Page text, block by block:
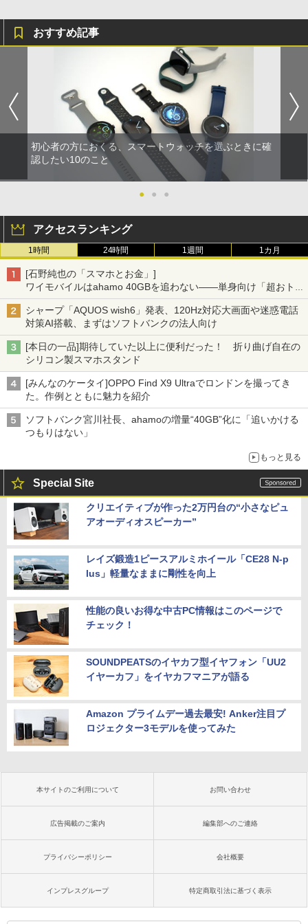
おすすめ記事
初心者の方におくる、スマートウォッチを選ぶときに確
認したい10のこと
● ● ●
アクセスランキング
1時間 24時間 1週間 1カ月
[石野純也の「スマホとお金」]
ワイモバイルはahamo 40GBを追わない――単身向け「超おトク
割」の安さと1年限定の注意点
シャープ「AQUOS wish6」発表、120Hz対応大画面や迷惑電話
対策AI搭載、まずはソフトバンクの法人向け
[本日の一品]期待していた以上に便利だった！ 折り曲げ自在の
シリコン製スマホスタンド
[みんなのケータイ]OPPO Find X9 Ultraでロンドンを撮ってき
た。作例とともに魅力を紹介
ソフトバンク宮川社長、ahamoの増量“40GB”化に「追いかける
つもりはない」
もっと見る
Special Site
クリエイティブが作った2万円台の“小さなピュ
アオーディオスピーカー”
レイズ鍛造1ピースアルミホイール「CE28 N-p
lus」軽量なままに剛性を向上
性能の良いお得な中古PC情報はこのページで
チェック！
SOUNDPEATSのイヤカフ型イヤフォン「UU2
イヤーカフ」をイヤカフマニアが語る
Amazon プライムデー過去最安! Anker注目プ
ロジェクター3モデルを使ってみた
本サイトのご利用について お問い合わせ
広告掲載のご案内 編集部へのご連絡
プライバシーポリシー 会社概要
インプレスグループ 特定商取引法に基づく表示